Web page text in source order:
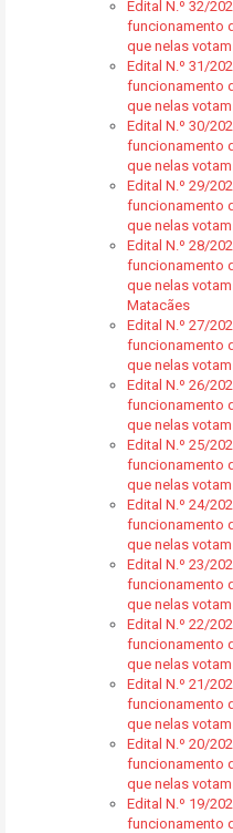
Edital N.º 32/
funcionamento
que nelas votam
Edital N.º 31/
funcionamento
que nelas
Edital N.º 30/
funcionamento
que nelas
Edital N.º 29/
funcionamento
que nelas
Edital N.º 28/
funcionamento
que nelas
Matacães
Edital N.º 27/
funcionamento
que nelas
Edital N.º 26/
funcionamento
que nelas
Edital N.º 25/
funcionamento
que nelas
Edital N.º 24/
funcionamento
que nelas
Edital N.º 23/
funcionamento
que nelas votam
Edital N.º 22/
funcionamento
que nelas votam
Edital N.º 21/
funcionamento
que nelas
Edital N.º 20/
funcionamento
que nelas votam
Edital N.º 19/
funcionamento